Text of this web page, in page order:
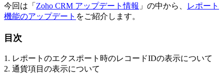
今回は「 Zoho CRM アップデート情報 」の中から、
レポート
機能のアップデート をご紹介します。
目次
1. レポートのエクスポート時のレコードIDの表示について
2. 通貨項目の表示について